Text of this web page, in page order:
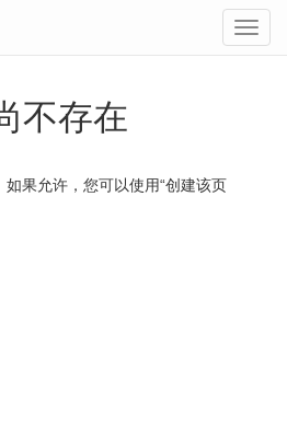
不存在
果允许，您可以使用“创建该页